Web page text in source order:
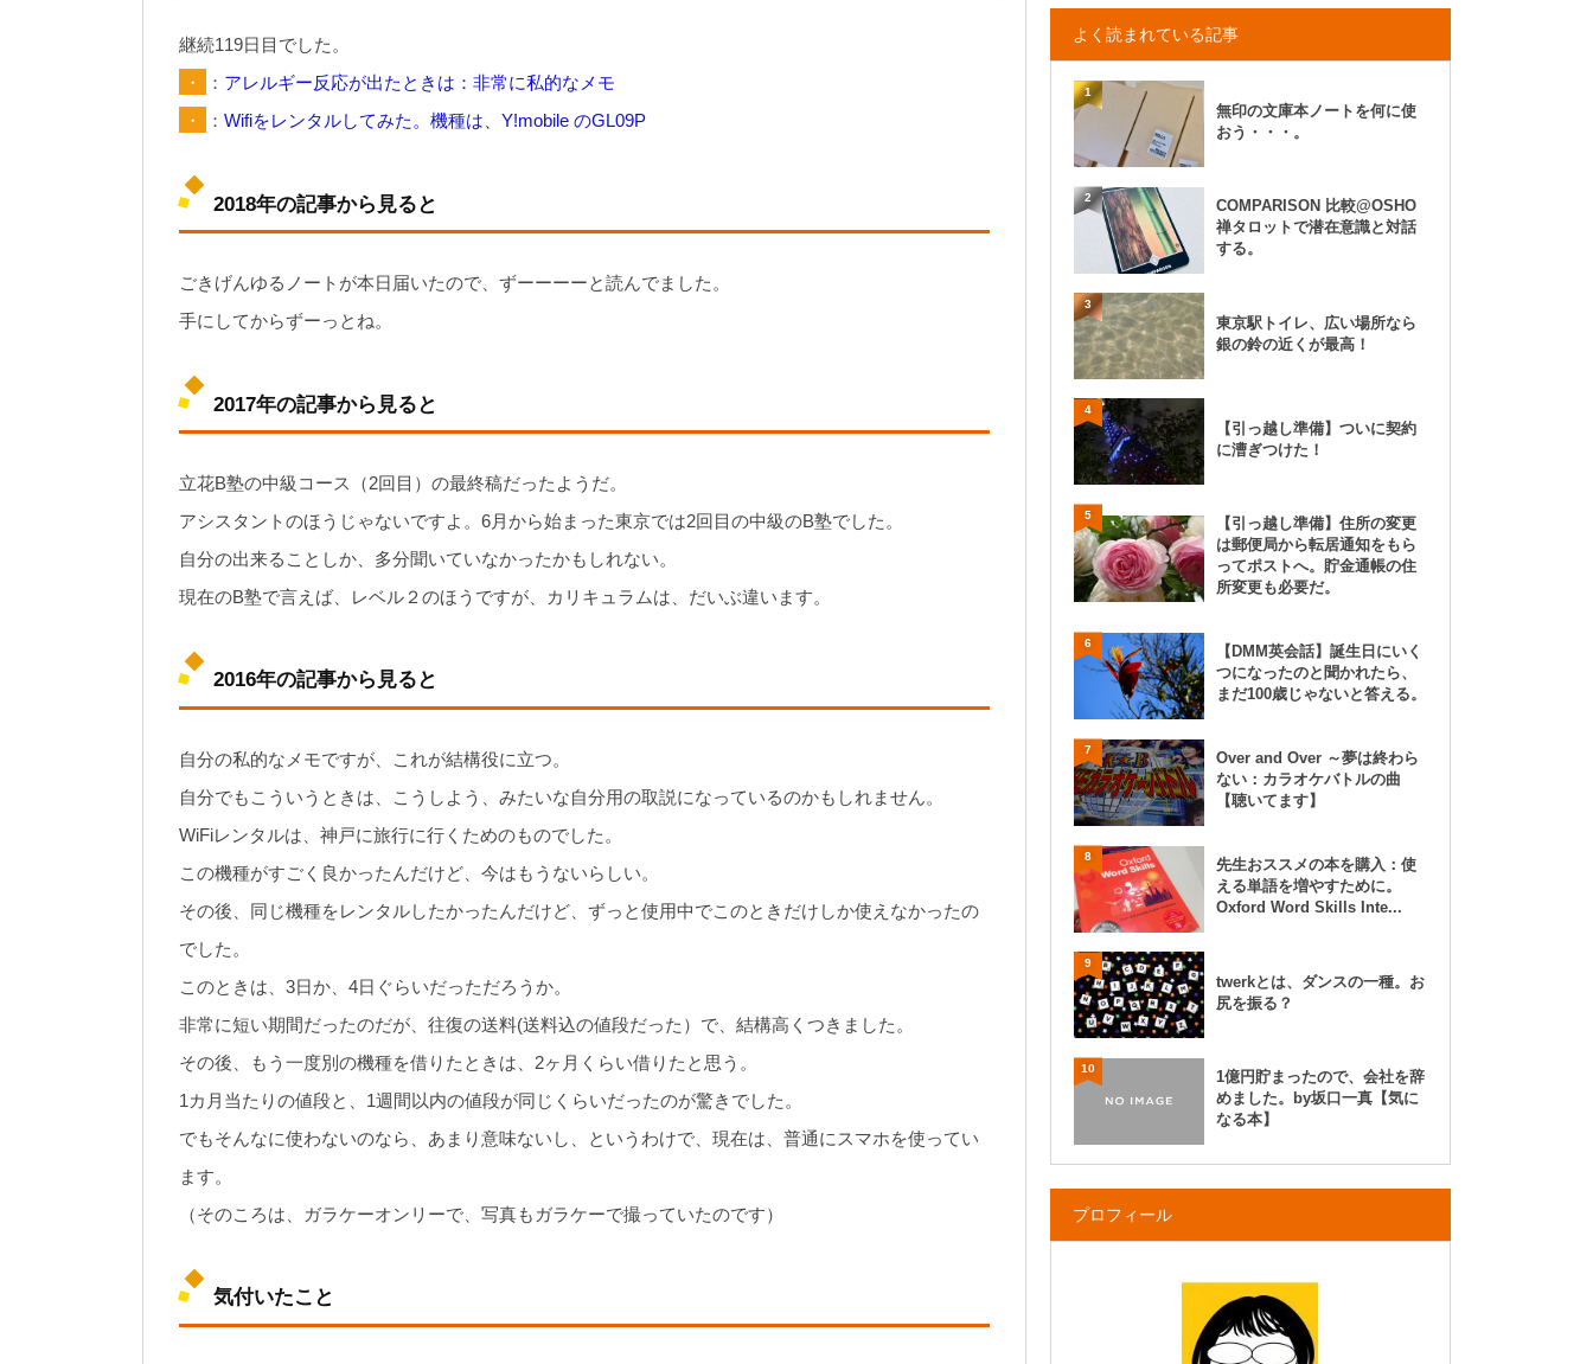
継続119日目でした。
・
： アレルギー反応が出たときは：非常に私的なメモ
・
： Wifiをレンタルしてみた。機種は、Y!mobile のGL09P
2018年の記事から見ると
ごきげんゆるノートが本日届いたので、ずーーーーと読んでました。
手にしてからずーっとね。
2017年の記事から見ると
立花B塾の中級コース（2回目）の最終稿だったようだ。
アシスタントのほうじゃないですよ。6月から始まった東京では2回目の中級のB塾でした。
自分の出来ることしか、多分聞いていなかったかもしれない。
現在のB塾で言えば、レベル２のほうですが、カリキュラムは、だいぶ違います。
2016年の記事から見ると
自分の私的なメモですが、これが結構役に立つ。
自分でもこういうときは、こうしよう、みたいな自分用の取説になっているのかもしれません。
WiFiレンタルは、神戸に旅行に行くためのものでした。
この機種がすごく良かったんだけど、今はもうないらしい。
その後、同じ機種をレンタルしたかったんだけど、ずっと使用中でこのときだけしか使えなかったの
でした。
このときは、3日か、4日ぐらいだっただろうか。
非常に短い期間だったのだが、往復の送料(送料込の値段だった）で、結構高くつきました。
その後、もう一度別の機種を借りたときは、2ヶ月くらい借りたと思う。
1カ月当たりの値段と、1週間以内の値段が同じくらいだったのが驚きでした。
でもそんなに使わないのなら、あまり意味ないし、というわけで、現在は、普通にスマホを使ってい
ます。
（そのころは、ガラケーオンリーで、写真もガラケーで撮っていたのです）
気付いたこと
よく読まれている記事
1
無印の文庫本ノートを何に使
おう・・・。
2
COMPARISON 比較@OSHO
禅タロットで潜在意識と対話
する。
3
東京駅トイレ、広い場所なら
銀の鈴の近くが最高！
4
【引っ越し準備】ついに契約
に漕ぎつけた！
5
【引っ越し準備】住所の変更
は郵便局から転居通知をもら
ってポストへ。貯金通帳の住
所変更も必要だ。
6
【DMM英会話】誕生日にいく
つになったのと聞かれたら、
まだ100歳じゃないと答える。
7
Over and Over ～夢は終わら
ない：カラオケバトルの曲
【聴いてます】
8
先生おススメの本を購入：使
える単語を増やすために。
Oxford Word Skills Inte...
9
twerkとは、ダンスの一種。お
尻を振る？
10
1億円貯まったので、会社を辞
めました。by坂口一真【気に
なる本】
プロフィール